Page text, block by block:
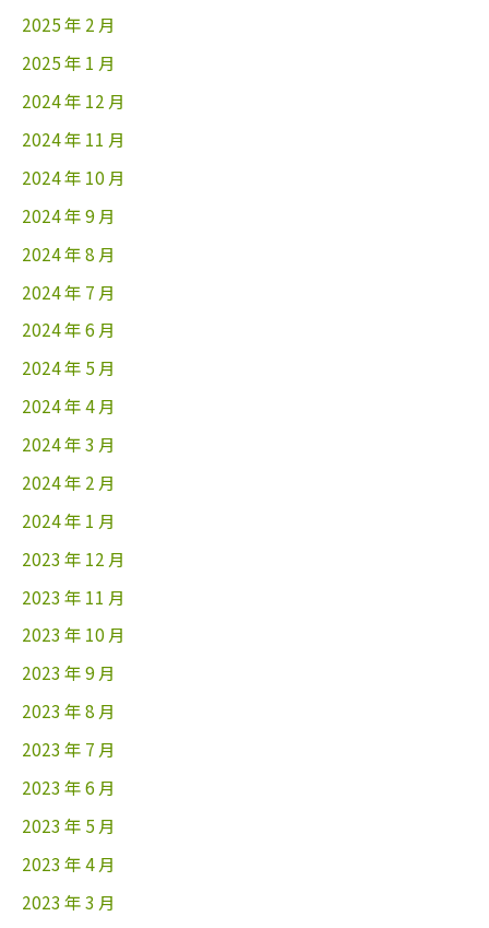
2025 年 2 月
2025 年 1 月
2024 年 12 月
2024 年 11 月
2024 年 10 月
2024 年 9 月
2024 年 8 月
2024 年 7 月
2024 年 6 月
2024 年 5 月
2024 年 4 月
2024 年 3 月
2024 年 2 月
2024 年 1 月
2023 年 12 月
2023 年 11 月
2023 年 10 月
2023 年 9 月
2023 年 8 月
2023 年 7 月
2023 年 6 月
2023 年 5 月
2023 年 4 月
2023 年 3 月